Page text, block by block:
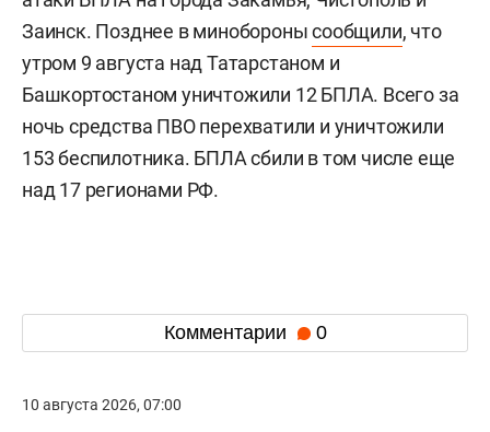
Заинск. Позднее в миноборонысообщили, что
утром 9 августа над Татарстаном и
Башкортостаном уничтожили 12 БПЛА. Всего за
ночь средства ПВО перехватили и уничтожили
153 беспилотника. БПЛА сбили в том числе еще
над 17 регионами РФ.
Комментарии 0
10 августа 2026, 07:00